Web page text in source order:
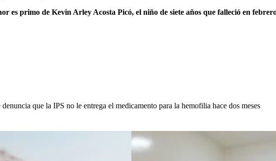
es primo de Kevin Arley Acosta Picó, el niño de siete años que falleció en
que la IPS no le entrega el medicamento para la hemofilia hace dos meses